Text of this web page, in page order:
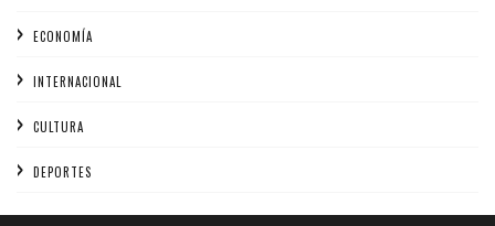
ECONOMÍA
INTERNACIONAL
CULTURA
DEPORTES